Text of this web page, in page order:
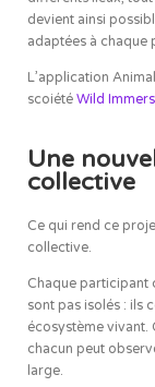
devient ainsi
adaptées à chaque
L’application
scoiété Wild
Une
collective
Ce qui rend ce
collective.
Chaque participant
sont pas isolés : ils
écosystème vivant.
chacun peut
large.